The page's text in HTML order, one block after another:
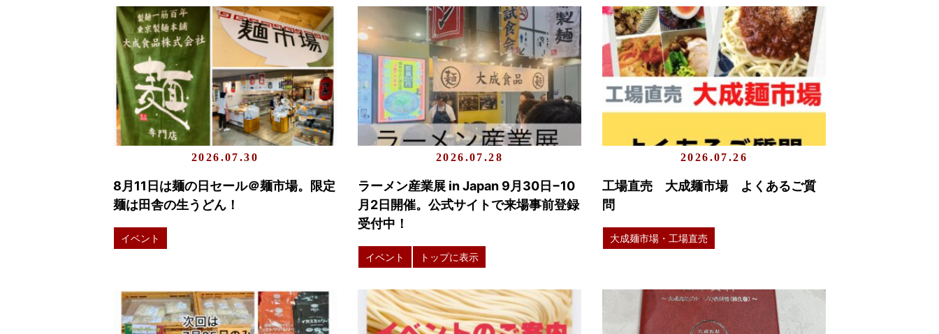
2026.07.30
8月11日は麺の日セール＠麺市場。限定
麺は田舎の生うどん！
イベント
2026.07.28
ラーメン産業展 in Japan 9月30日−10
月2日開催。公式サイトで来場事前登録
受付中！
イベント トップに表示
2026.07.26
工場直売 大成麺市場 よくあるご質
問
大成麺市場・工場直売